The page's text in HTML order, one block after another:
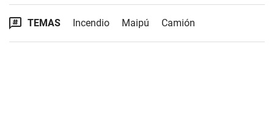
TEMAS Incendio Maipú Camión